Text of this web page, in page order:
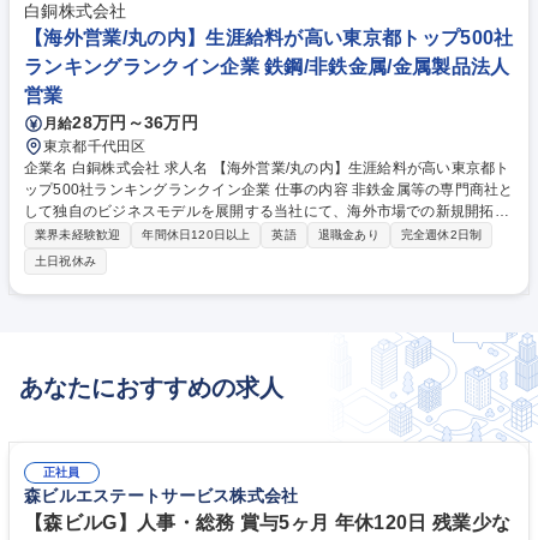
白銅株式会社
【海外営業/丸の内】生涯給料が高い東京都トップ500社
ランキングランクイン企業 鉄鋼/非鉄金属/金属製品法人
営業
月給28万円～36万円
東京都千代田区
企業名 白銅株式会社 求人名 【海外営業/丸の内】生涯給料が高い東京都ト
ップ500社ランキングランクイン企業 仕事の内容 非鉄金属等の専門商社と
して独自のビジネスモデルを展開する当社にて、海外市場での新規開拓や
既存販売先への提案営業をご担当。アジアや米国での代理店開拓も行い、
将来は海外駐在として現地の事業拡大を牽引。 ■海外市場における新規顧
客開拓 ■海外の既存販売先への提案営業 ■アジア圏を中心とした現地代理
店の開拓 ■米国における海外事業展開の推進 ■入社後は国内営業や製造部
力】国内にて2～3年海外営業経験後に海外駐在の可能性があり、家賃会社
負担や手当など待遇も充実。駐在後は、本人希望と社内状況を踏まえて勤
務するポジションを決定いたします。 募集職種 【海外営業/丸の内】生涯
給料が高い東京都トップ500社ランキングランクイン企業
業界未経験歓迎 年間休日120日以上 英語 退職金あり
完全週休2日制
土日祝休み
あなたにおすすめの求人
正社員
森ビルエステートサービス株式会社
【森ビルG】人事・総務 賞与5ヶ月 年休120日 残業少な